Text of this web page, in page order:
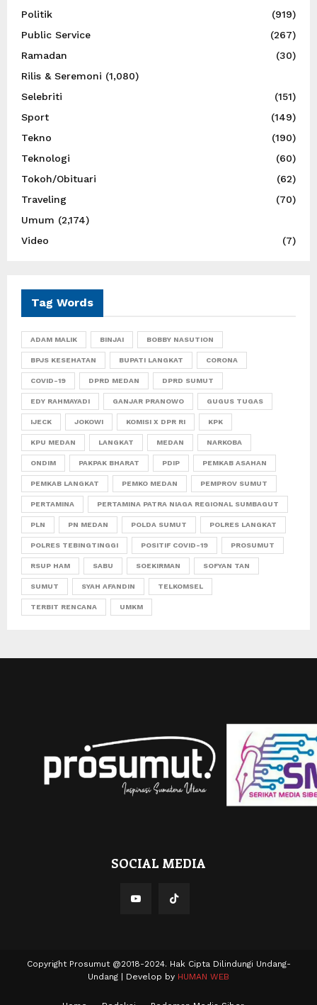
Politik
(919)
Public Service
(267)
Ramadan
(30)
Rilis & Seremoni (1,080)
Selebriti
(151)
Sport
(149)
Tekno
(190)
Teknologi
(60)
Tokoh/Obituari
(62)
Traveling
(70)
Umum (2,174)
Video
(7)
Tag Words
ADAM MALIK BINJAI BOBBY NASUTION
BPJS KESEHATAN BUPATI LANGKAT CORONA
COVID-19 DPRD MEDAN DPRD SUMUT
EDY RAHMAYADI GANJAR PRANOWO GUGUS TUGAS
IJECK JOKOWI KOMISI X DPR RI KPK
KPU MEDAN LANGKAT MEDAN NARKOBA
ONDIM PAKPAK BHARAT PDIP PEMKAB ASAHAN
PEMKAB LANGKAT PEMKO MEDAN PEMPROV SUMUT
PERTAMINA PERTAMINA PATRA NIAGA REGIONAL SUMBAGUT
PLN PN MEDAN POLDA SUMUT POLRES LANGKAT
POLRES TEBINGTINGGI POSITIF COVID-19 PROSUMUT
RSUP HAM SABU SOEKIRMAN SOFYAN TAN
SUMUT SYAH AFANDIN TELKOMSEL
TERBIT RENCANA UMKM
SOCIAL MEDIA
Copyright Prosumut @2018-2024. Hak Cipta Dilindungi Undang-
Undang | Develop by HUMAN WEB